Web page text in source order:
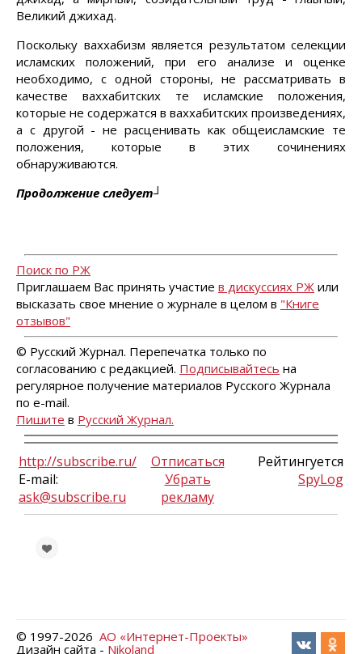
Великий джихад.
Поскольку ваххабизм является результатом селекции
исламских положений, при его анализе и оценке
необходимо, с одной стороны, не рассматривать в
качестве ваххабитских те исламские положения,
которые не содержатся в ваххабитских произведениях,
а с другой - не расценивать как общеисламские те
положения, которые в этих сочинениях
обнаруживаются.
Продолжение следует┘
Поиск по РЖ
Приглашаем Вас принять участие в дискуссиях РЖ или
высказать свое мнение о журнале в целом в "Книге
отзывов"
© Русский Журнал. Перепечатка только по
согласованию с редакцией. Подписывайтесь на
регулярное получение материалов Русского Журнала
по e-mail.
Пишите в Русский Журнал.
http://subscribe.ru/
E-mail:
ask@subscribe.ru
Отписаться
Убрать
рекламу
Рейтингуется
SpyLog
© 1997-2026 АО «Интернет-Проекты»
Дизайн сайта - Nikoland